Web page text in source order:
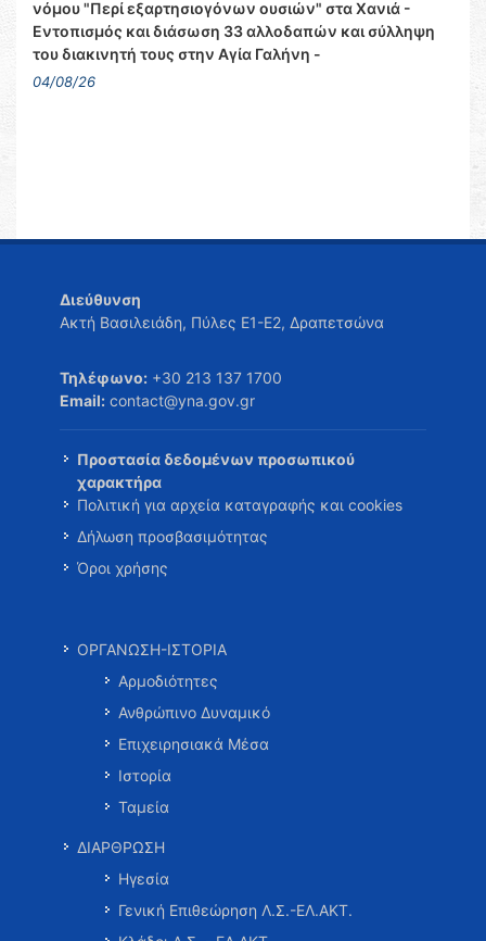
νόμου "Περί εξαρτησιογόνων ουσιών" στα Χανιά -
Εντοπισμός και διάσωση 33 αλλοδαπών και σύλληψη
του διακινητή τους στην Αγία Γαλήνη -
04/08/26
Διεύθυνση
Ακτή Βασιλειάδη, Πύλες Ε1-Ε2, Δραπετσώνα
Τηλέφωνο: +30 213 137 1700
Email: contact@yna.gov.gr
Προστασία δεδομένων προσωπικού
χαρακτήρα
Πολιτική για αρχεία καταγραφής και cookies
Δήλωση προσβασιμότητας
Όροι χρήσης
ΟΡΓΑΝΩΣΗ-ΙΣΤΟΡΙΑ
Αρμοδιότητες
Ανθρώπινο Δυναμικό
Επιχειρησιακά Μέσα
Ιστορία
Ταμεία
ΔΙΑΡΘΡΩΣΗ
Ηγεσία
Γενική Επιθεώρηση Λ.Σ.-ΕΛ.ΑΚΤ.